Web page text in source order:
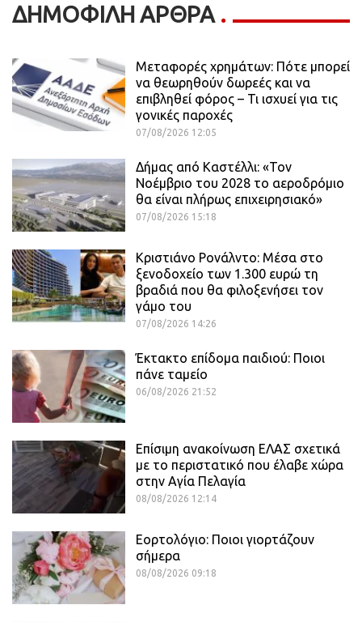
ΔΗΜΟΦΙΛΗ ΑΡΘΡΑ
Μεταφορές χρημάτων: Πότε μπορεί
να θεωρηθούν δωρεές και να
επιβληθεί φόρος – Τι ισχυεί για τις
γονικές παροχές
07/08/2026 12:05
Δήμας από Καστέλλι: «Τον
Νοέμβριο του 2028 το αεροδρόμιο
θα είναι πλήρως επιχειρησιακό»
07/08/2026 15:18
Κριστιάνο Ρονάλντο: Μέσα στο
ξενοδοχείο των 1.300 ευρώ τη
βραδιά που θα φιλοξενήσει τον
γάμο του
07/08/2026 14:26
Έκτακτο επίδομα παιδιού: Ποιοι
πάνε ταμείο
06/08/2026 21:52
Επίσιμη ανακοίνωση ΕΛΑΣ σχετικά
με το περιστατικό που έλαβε χώρα
στην Αγία Πελαγία
08/08/2026 12:14
Εορτολόγιο: Ποιοι γιορτάζουν
σήμερα
08/08/2026 09:18